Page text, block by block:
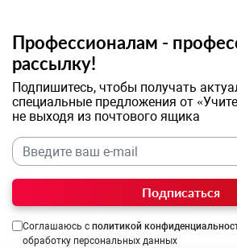
Профессионалам -
рассылку!
Подпишитесь, чтобы получать
специальные предложения от
не выходя из почтового ящика
Подписаться
Соглашаюсь с политикой
обработку персональных данных